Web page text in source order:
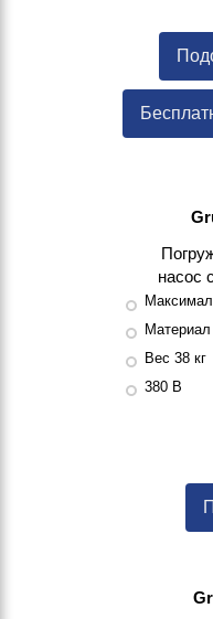
насос
Вес 38 кг
380 В